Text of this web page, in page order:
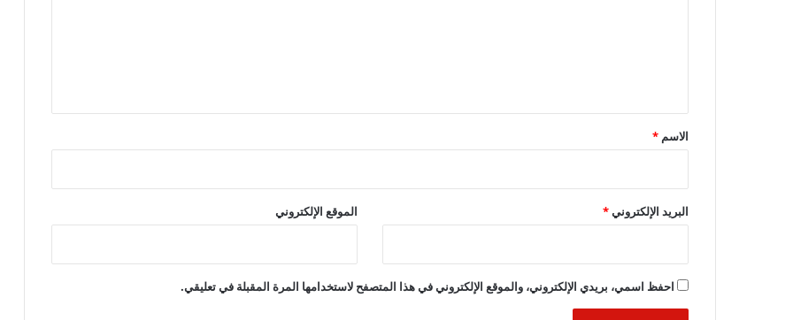
*
الاسم *
البريد الإلكتروني* الموقع الإلكتروني
احفظ اسمي، بريدي الإلكتروني، والموقع الإلكتروني في هذا المتصفح لاستخدامها المرة المقبلة في تعليقي.